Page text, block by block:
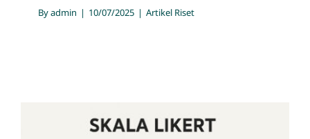
Byadmin | 10/07/2025 | Artikel Riset